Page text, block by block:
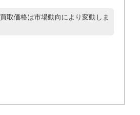
取価格は市場動向により変動しま